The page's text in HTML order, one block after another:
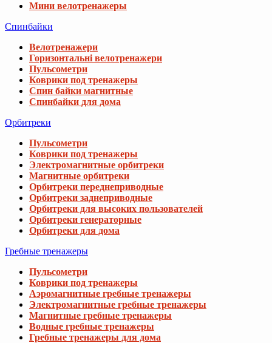
Мини велотренажеры
Спинбайки
Велотренажери
Горизонтальні велотренажери
Пульсометри
Коврики под тренажеры
Спин байки магнитные
Спинбайки для дома
Орбитреки
Пульсометри
Коврики под тренажеры
Электромагнитные орбитреки
Магнитные орбитреки
Орбитреки переднеприводные
Орбитреки заднеприводные
Орбитреки для высоких пользователей
Орбитреки генераторные
Орбитреки для дома
Гребные тренажеры
Пульсометри
Коврики под тренажеры
Аэромагнитные гребные тренажеры
Электромагнитные гребные тренажеры
Магнитные гребные тренажеры
Водные гребные тренажеры
Гребные тренажеры для дома